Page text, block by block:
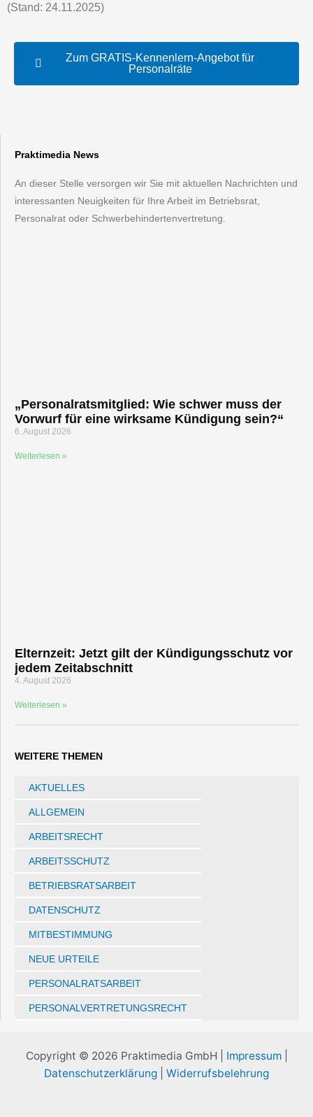
(Stand: 24.11.2025)
Zum GRATIS-Kennenlern-Angebot für
Personalräte
Praktimedia News
An dieser Stelle versorgen wir Sie mit aktuellen Nachrichten und
interessanten Neuigkeiten für Ihre Arbeit im Betriebsrat,
Personalrat oder Schwerbehindertenvertretung.
„Personalratsmitglied: Wie schwer muss der
Vorwurf für eine wirksame Kündigung sein?“
6. August 2026
Weiterlesen »
Elternzeit: Jetzt gilt der Kündigungsschutz vor
jedem Zeitabschnitt
4. August 2026
Weiterlesen »
WEITERE THEMEN
AKTUELLES
ALLGEMEIN
ARBEITSRECHT
ARBEITSSCHUTZ
BETRIEBSRATSARBEIT
DATENSCHUTZ
MITBESTIMMUNG
NEUE URTEILE
PERSONALRATSARBEIT
PERSONALVERTRETUNGSRECHT
Copyright © 2026 Praktimedia GmbH | Impressum|
Datenschutzerklärung
Widerrufsbelehrung